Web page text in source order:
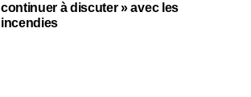
continuer à discuter » avec les
incendies